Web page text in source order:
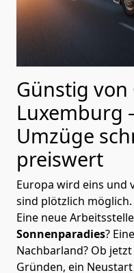
Günstig von
Luxemburg
Umzüge
preiswert
Europa wird eins und
sind plötzlich
Eine neue
Sonnenparadies?
Nachbarland? Ob
Gründen, ein